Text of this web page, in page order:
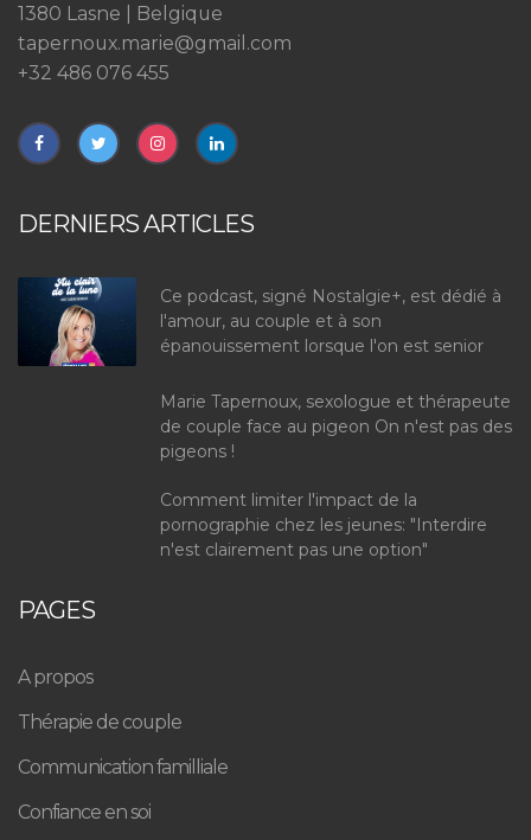
1380 Lasne | Belgique
tapernoux.marie@gmail.com
+32 486 076 455
DERNIERS ARTICLES
Ce podcast, signé Nostalgie+, est dédié à
l'amour, au couple et à son
épanouissement lorsque l'on est senior
Marie Tapernoux, sexologue et thérapeute
de couple face au pigeon On n'est pas des
pigeons !
Comment limiter l'impact de la
pornographie chez les jeunes: "Interdire
n'est clairement pas une option"
PAGES
A propos
Thérapie de couple
Communication familliale
Confiance en soi